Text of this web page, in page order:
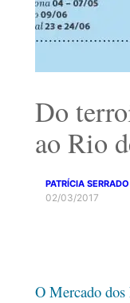
Do
ao Rio
PATRÍCIA SERRADO
02/03/2017
O Mercado dos